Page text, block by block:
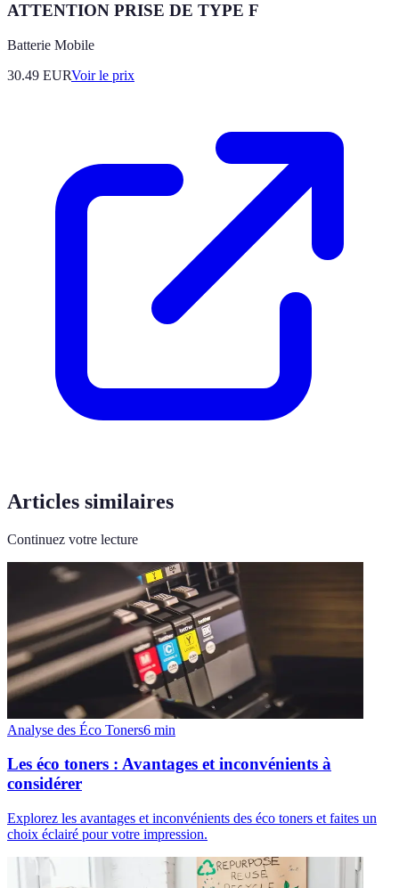
ATTENTION PRISE DE TYPE F
Batterie Mobile
30.49 EURVoir le prix
Articles similaires
Continuez votre lecture
Analyse des Éco Toners6 min
Les éco toners : Avantages et inconvénients à
considérer
Explorez les avantages et inconvénients des éco toners et faites un
choix éclairé pour votre impression.